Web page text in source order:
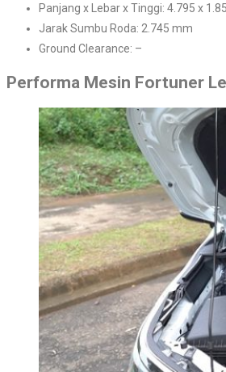
Panjang x Lebar x Tinggi: 4.795 x
Jarak Sumbu Roda: 2.745 mm
Ground Clearance: –
Performa Mesin Fortuner